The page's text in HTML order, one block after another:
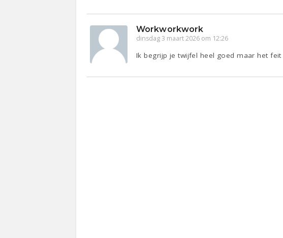
Workworkwork
dinsdag 3 maart 2026 om 12:26
Ik begrijp je twijfel heel goed maar het